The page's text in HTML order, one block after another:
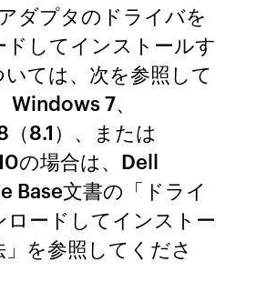
ダプタのドライバを
ドしてインストールす
ては、次を参照して
Windows 7、
8.1）、または
の場合は、Dell
Base文書の「ドライ
ロードしてインストー
を参照してくださ